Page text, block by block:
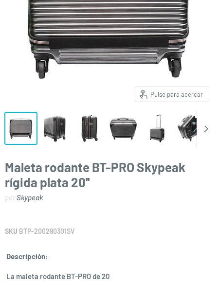
Pulse para acercar
Maleta rodante BT-PRO Skypeak
rígida plata 20''
porSkypeak
SKU BTP-200290301SV
Descripción:
La maleta rodante BT-PRO de 20